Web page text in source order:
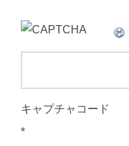
キャプチャコード
*